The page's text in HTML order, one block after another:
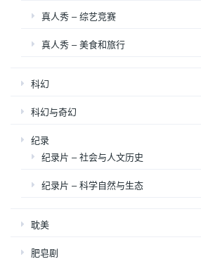
真人秀 – 综艺竞赛
真人秀 – 美食和旅行
科幻
科幻与奇幻
纪录
纪录片 – 社会与人文历史
纪录片 – 科学自然与生态
耽美
肥皂剧